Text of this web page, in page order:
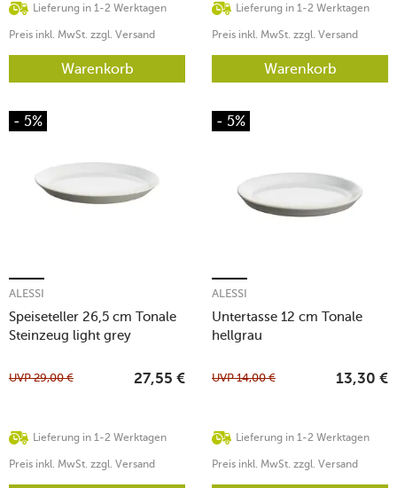
Lieferung in 1-2 Werktagen
Preis inkl. MwSt. zzgl. Versand
Warenkorb
Lieferung in 1-2 Werktagen
Preis inkl. MwSt. zzgl. Versand
Warenkorb
- 5%
Speiseteller 26,5 cm Tonale
Steinzeug light grey
ALESSI
Lieferung in 1-2 Werktagen
UVP29,00 € 27,55 €
Preis inkl. MwSt. zzgl. Versand
- 5%
Untertasse 12 cm Tonale
hellgrau
ALESSI
Lieferung in 1-2 Werktagen
UVP14,00 € 13,30 €
Preis inkl. MwSt. zzgl. Versand